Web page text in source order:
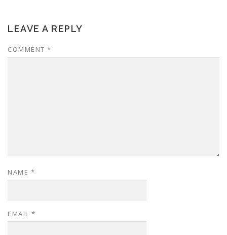
LEAVE A REPLY
COMMENT *
NAME *
EMAIL *